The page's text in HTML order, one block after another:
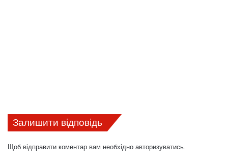
Залишити відповідь
Щоб відправити коментар вам необхідно авторизуватись.